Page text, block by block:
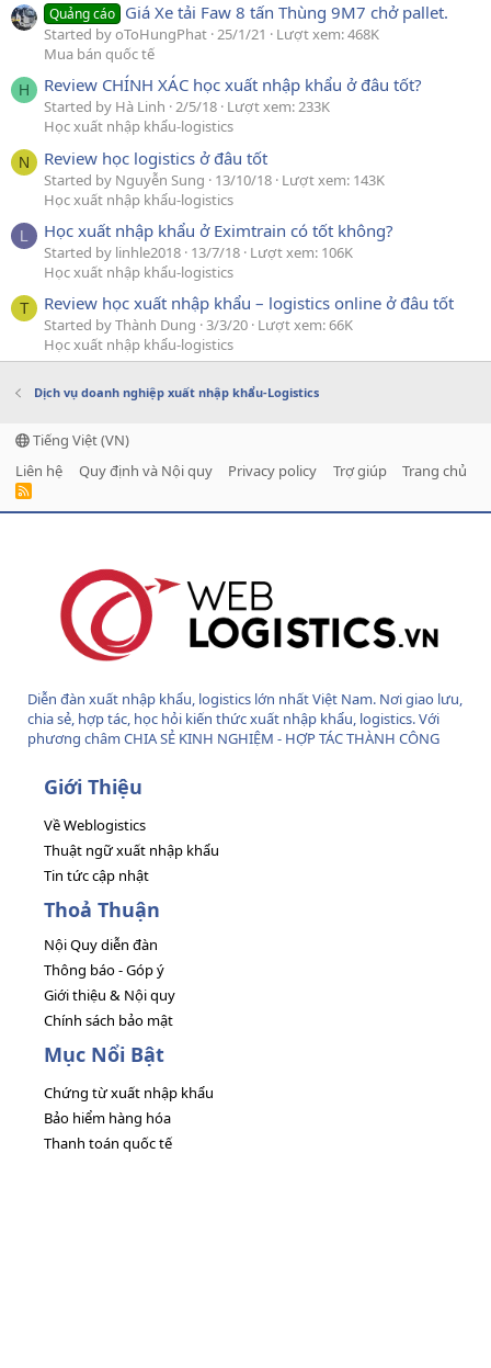
Quảng cáo Giá Xe tải Faw 8 tấn Thùng 9M7 chở pallet.
Started by oToHungPhat 25/1/21
Lượt xem: 468K
Mua bán quốc tế
H Review CHÍNH XÁC học xuất nhập khẩu ở đâu tốt?
Started by Hà Linh 2/5/18 Lượt xem: 233K
Học xuất nhập khẩu-logistics
N Review học logistics ở đâu tốt
Started by Nguyễn Sung 13/10/18 Lượt xem: 143K
Học xuất nhập khẩu-logistics
L Học xuất nhập khẩu ở Eximtrain có tốt không?
Started by linhle2018 13/7/18 Lượt xem: 106K
Học xuất nhập khẩu-logistics
T Review học xuất nhập khẩu – logistics online ở đâu tốt
Started by Thành Dung 3/3/20 Lượt xem: 66K
Học xuất nhập khẩu-logistics
Dịch vụ doanh nghiệp xuất nhập khẩu-Logistics
Tiếng Việt (VN)
Liên hệ
Quy định và Nội quy Privacy policy Trợ giúp Trang chủ
R
Diễn đàn xuất nhập khẩu, logistics lớn nhất Việt Nam. Nơi giao lưu,
chia sẻ, hợp tác, học hỏi kiến thức xuất nhập khẩu, logistics. Với
phương châm CHIA SẺ KINH NGHIỆM - HỢP TÁC THÀNH CÔNG
Giới Thiệu
Về Weblogistics
Thuật ngữ xuất nhập khẩu
Tin tức cập nhật
Thoả Thuận
Nội Quy diễn đàn
Thông báo - Góp ý
Giới thiệu & Nội quy
Chính sách bảo mật
Mục Nổi Bật
Chứng từ xuất nhập khẩu
Bảo hiểm hàng hóa
Thanh toán quốc tế